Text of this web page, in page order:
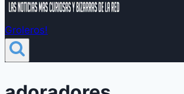
Groleros!